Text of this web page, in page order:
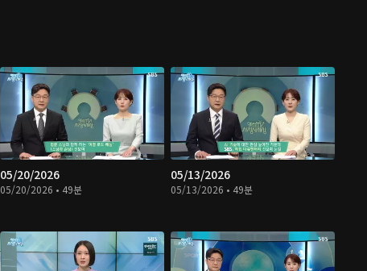
05/20/2026
05/20/2026 • 49분
05/13/2026
05/13/2026 • 49분